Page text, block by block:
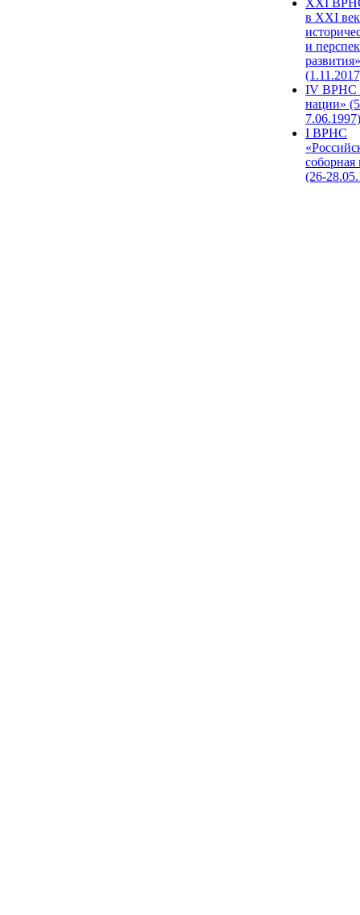
XХI
в XXI
и
развития»
IV ВРНС
нации»
7.06.1997)
I ВРНС
(26-